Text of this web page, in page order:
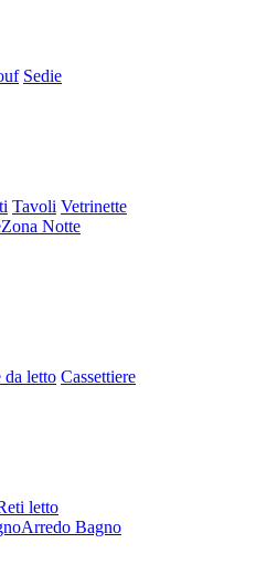
Sedie
Tavoli Vetrinette
Zona Notte
da letto Cassettiere
letto
Arredo Bagno